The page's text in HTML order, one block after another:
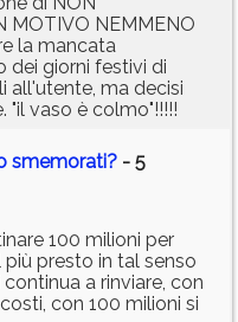
MOTIVO NEMMENO
la mancata
dei giorni festivi di
all'utente, ma decisi
vaso è colmo"!!!!!
smemorati? - 5
100 milioni per
presto in tal senso
a rinviare, con
con 100 milioni si